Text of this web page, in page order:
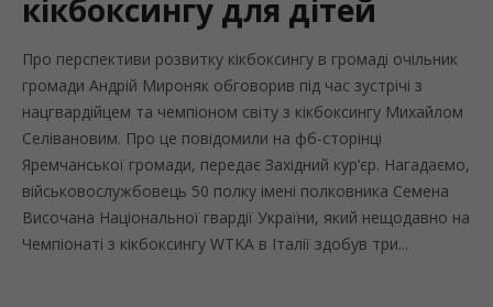
кікбоксингу для дітей
Про перспективи розвитку кікбоксингу в громаді очільник
громади Андрій Мироняк обговорив під час зустрічі з
нацгвардійцем та чемпіоном світу з кікбоксингу Михайлом
Селівановим. Про це повідомили на фб-сторінці
Яремчанської громади, передає Західний кур’єр. Нагадаємо,
військовослужбовець 50 полку імені полковника Семена
Височана Національної гвардії України, який нещодавно на
Чемпіонаті з кікбоксингу WTKA в Італії здобув три...